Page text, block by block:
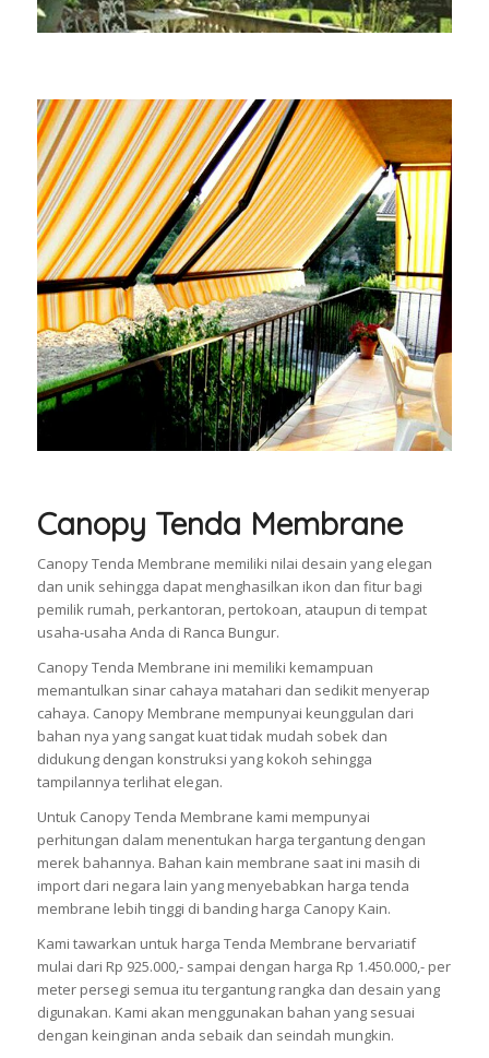
Canopy Tenda Membrane
Canopy Tenda Membrane memiliki nilai desain yang elegan
dan unik sehingga dapat menghasilkan ikon dan fitur bagi
pemilik rumah, perkantoran, pertokoan, ataupun di tempat
usaha-usaha Anda di Ranca Bungur.
Canopy Tenda Membrane ini memiliki kemampuan
memantulkan sinar cahaya matahari dan sedikit menyerap
cahaya. Canopy Membrane mempunyai keunggulan dari
bahan nya yang sangat kuat tidak mudah sobek dan
didukung dengan konstruksi yang kokoh sehingga
tampilannya terlihat elegan.
Untuk Canopy Tenda Membrane kami mempunyai
perhitungan dalam menentukan harga tergantung dengan
merek bahannya. Bahan kain membrane saat ini masih di
import dari negara lain yang menyebabkan harga tenda
membrane lebih tinggi di banding harga Canopy Kain.
Kami tawarkan untuk harga Tenda Membrane bervariatif
mulai dari Rp 925.000,- sampai dengan harga Rp 1.450.000,- per
meter persegi semua itu tergantung rangka dan desain yang
digunakan. Kami akan menggunakan bahan yang sesuai
dengan keinginan anda sebaik dan seindah mungkin.